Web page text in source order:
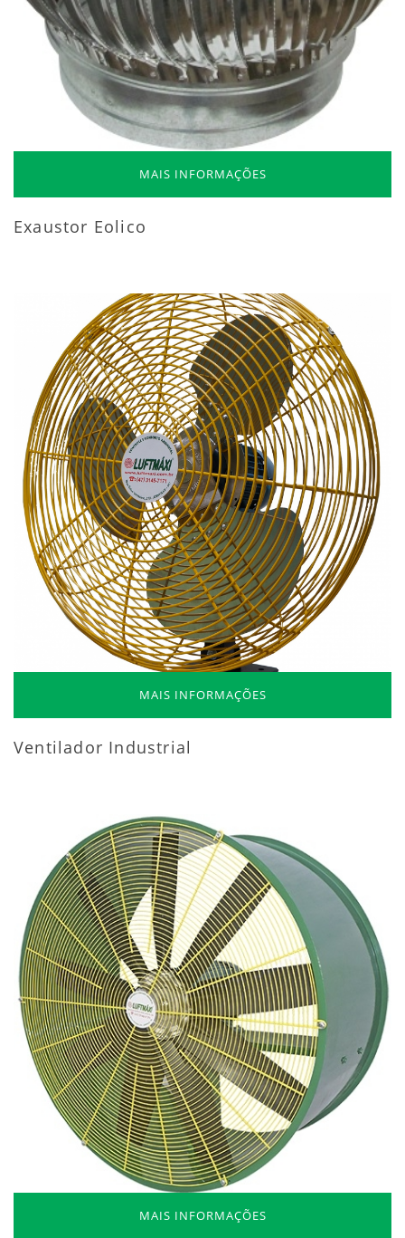
MAIS INFORMAÇÕES
Exaustor Eolico
MAIS INFORMAÇÕES
Ventilador Industrial
MAIS INFORMAÇÕES